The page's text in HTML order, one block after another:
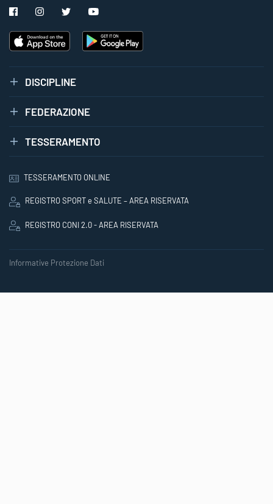
DISCIPLINE
FEDERAZIONE
TESSERAMENTO
TESSERAMENTO ONLINE
REGISTRO SPORT e SALUTE – AREA RISERVATA
REGISTRO CONI 2.0 - AREA RISERVATA
Informative Protezione Dati